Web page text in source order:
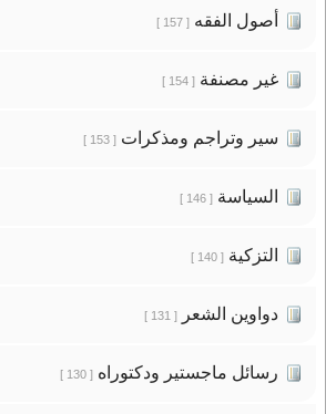
أصول الفقه[ 157 ]
غير مصنفة[ 154 ]
سير وتراجم ومذكرات[ 153 ]
السياسة[ 146 ]
التزكية[ 140 ]
دواوين الشعر[ 131 ]
رسائل ماجستير ودكتوراه[ 130 ]